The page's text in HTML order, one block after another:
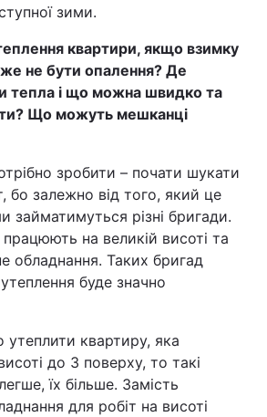
зими.
квартири, якщо взимку
не бути опалення? Де
тепла і що можна швидко та
Що можуть мешканці
зробити – почати шукати
бо залежно від того, який це
займатимуться різні бригади.
на великій висоті та
обладнання. Таких бригад
буде значно
квартиру, яка
до 3 поверху, то такі
їх більше. Замість
для робіт на висоті